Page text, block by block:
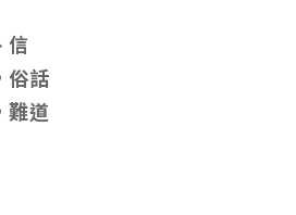
信
俗話
難道